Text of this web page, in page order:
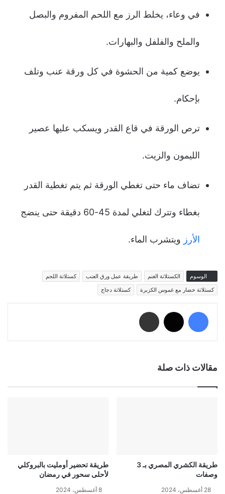
في وعاء، يخلط الرز مع اللحم المفروم والبصل
والملح والفلفل والبهارات.
يوضع كمية من الحشوة في كل ورقة عنب وتلف
بإحكام.
ترص الورقة في قاع القدر ويسكب عليها عصير
الليمون والزيت.
تضاف ماء حتى تغطي الورقة ثم يتم تغطية القدر
بغطاء وتترك لتغلي لمدة 45-60 دقيقة حتى ينضج
الأرز ويتشرب الماء.
الوسوم الكستلاتة الغنم طريقة عمل ورق العنب
كستلاتة اللحم
كستلاتة خضار مع غموس الكزبرة
كستلاتة دجاج
فيسبوك
مقالات ذات صلة
طريقة الكشري المصري بـ 3
وصفات
28 أغسطس، 2024
طريقة تحضير أومليت بالبروكلي
لأحلى سحور في رمضان
8 أغسطس، 2024